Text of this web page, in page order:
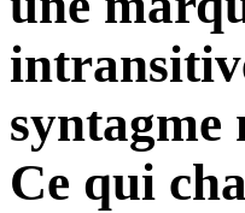
syntagme
Ce qui